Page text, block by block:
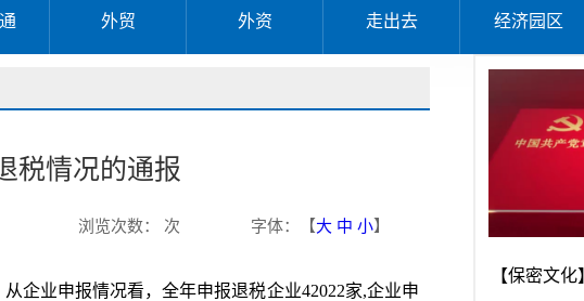
外贸 外资 走出去 经济园区
税情况的通报
浏览次数： 次 字体：【大中 小】
企业申报情况看，全年申报退税企业42022家,企业申